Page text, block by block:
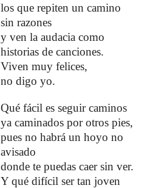
los que repiten un camino
sin razones
y ven la audacia como
historias de canciones.
Viven muy felices,
no digo yo.
Qué fácil es seguir caminos
ya caminados por otros pies,
pues no habrá un hoyo no
avisado
donde te puedas caer sin ver.
Y qué difícil ser tan joven